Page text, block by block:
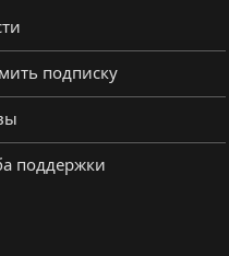
подписку
поддержки